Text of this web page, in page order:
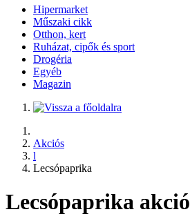
Hipermarket
Műszaki cikk
Otthon, kert
Ruházat, cipők és sport
Drogéria
Egyéb
Magazin
Akciós
l
Lecsópaprika
Lecsópaprika akció